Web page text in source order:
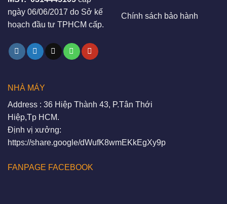
ngày 06/06/2017 do Sở kế
hoạch đầu tư TPHCM cấp.
Chính sách bảo hành
NHÀ MÁY
Address : 36 Hiệp Thành 43, P.Tân Thới
Hiệp,Tp HCM.
Định vị xưởng:
https://share.google/dWufK8wmEKkEgXy9p
FANPAGE FACEBOOK